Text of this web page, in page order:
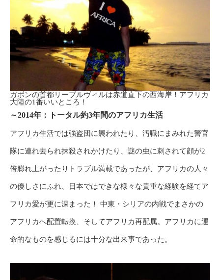
ガボンの首都リーブルヴィルは赤道直下の西海岸！アフリカ
大陸の1番いいところ！
～2014年：トータル約3年間のアフリカ生活
アフリカ生活では強盗団に襲われたり、汚職にまみれた警官
隊に連れ去られ抹殺されかけたり、謎の虫に刺されて顔が2
倍膨れ上がったりトラブル満載であったが、アフリカの人々
の優しさにふれ、日本ではできな様々な貴重な経験を経てア
フリカ愛が更に深まった！ 中東・シリアの内戦でまさかの
アフリカへ配置転換、そしてアフリカ再配属。アフリカに運
命的なものを感じるには十分な出来事であった。